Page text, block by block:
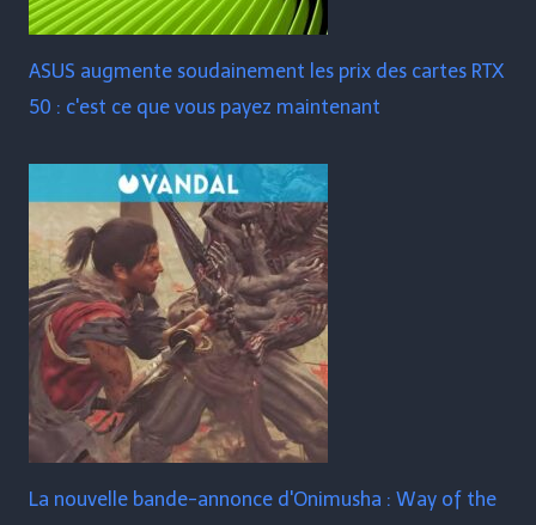
ASUS augmente soudainement les prix des cartes RTX
50 : c'est ce que vous payez maintenant
La nouvelle bande-annonce d'Onimusha : Way of the